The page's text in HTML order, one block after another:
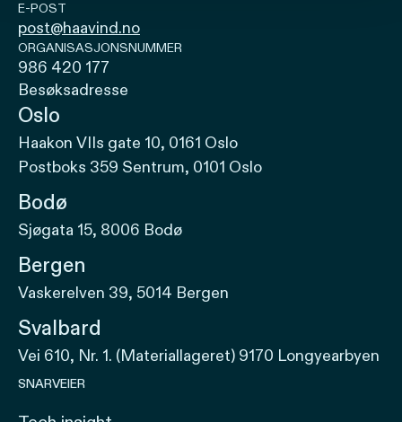
E-POST
post@haavind.no
ORGANISASJONSNUMMER
986 420 177
Besøksadresse
Oslo
Haakon VIIs gate 10, 0161 Oslo
Postboks 359 Sentrum, 0101 Oslo
Bodø
Sjøgata 15, 8006 Bodø
Bergen
Vaskerelven 39, 5014 Bergen
Svalbard
Vei 610, Nr. 1. (Materiallageret) 9170 Longyearbyen
SNARVEIER